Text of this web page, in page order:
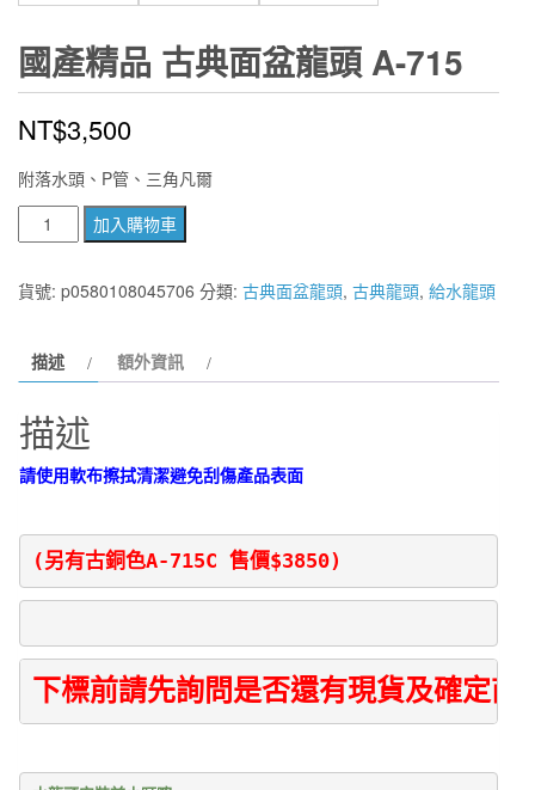
國產精品 古典面盆龍頭 A-715
NT$3,500
附落水頭、P管、三角凡爾
產
精
典
盆
頭
715
量
加入購物車
貨號: p0580108045706 分類: 古典面盆龍頭, 古典龍頭, 給水龍頭
描述 額外資訊
描述
請使用軟布擦拭清潔避免刮傷產品表面
(另有古銅色A-715C 售價$3850)
下標前請先詢問是否還有現貨及確定